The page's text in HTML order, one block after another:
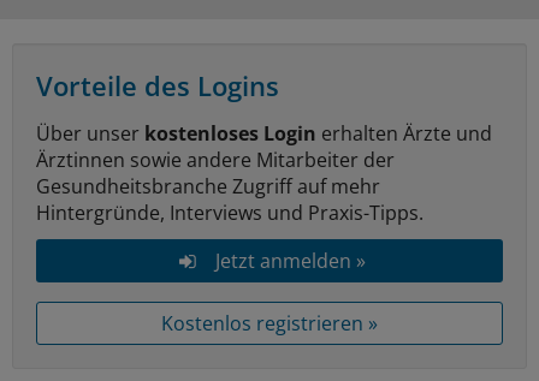
Vorteile des Logins
Über unser kostenloses Login erhalten Ärzte und
Ärztinnen sowie andere Mitarbeiter der
Gesundheitsbranche Zugriff auf mehr
Hintergründe, Interviews und Praxis-Tipps.
Jetzt anmelden »
Kostenlos registrieren »